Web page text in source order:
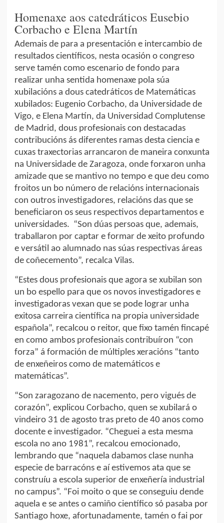
Homenaxe aos catedráticos Eusebio
Corbacho e Elena Martín
Ademais de para a presentación e intercambio de
resultados científicos, nesta ocasión o congreso
serve tamén como escenario de fondo para
realizar unha sentida homenaxe pola súa
xubilacións a dous catedráticos de Matemáticas
xubilados: Eugenio Corbacho, da Universidade de
Vigo, e Elena Martín, da Universidad Complutense
de Madrid, dous profesionais con destacadas
contribucións ás diferentes ramas desta ciencia e
cuxas traxectorias arrancaron de maneira conxunta
na Universidade de Zaragoza, onde forxaron unha
amizade que se mantivo no tempo e que deu como
froitos un bo número de relacións internacionais
con outros investigadores, relacións das que se
beneficiaron os seus respectivos departamentos e
universidades. “Son dúas persoas que, ademais,
traballaron por captar e formar de xeito profundo
e versátil ao alumnado nas súas respectivas áreas
de coñecemento”, recalca Vilas.
“Estes dous profesionais que agora se xubilan son
un bo espello para que os novos investigadores e
investigadoras vexan que se pode lograr unha
exitosa carreira científica na propia universidade
española”, recalcou o reitor, que fixo tamén fincapé
en como ambos profesionais contribuíron “con
forza” á formación de múltiples xeracións “tanto
de enxeñeiros como de matemáticos e
matemáticas”.
“Son zaragozano de nacemento, pero vigués de
corazón”, explicou Corbacho, quen se xubilará o
vindeiro 31 de agosto tras preto de 40 anos como
docente e investigador. “Cheguei a esta mesma
escola no ano 1981”, recalcou emocionado,
lembrando que “naquela dabamos clase nunha
especie de barracóns e aí estivemos ata que se
construíu a escola superior de enxeñería industrial
no campus”. “Foi moito o que se conseguiu dende
aquela e se antes o camiño científico só pasaba por
Santiago hoxe, afortunadamente, tamén o fai por